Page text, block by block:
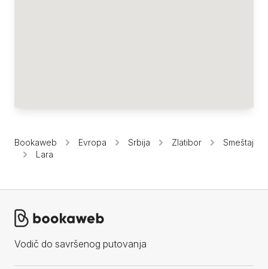
Bookaweb Evropa Srbija Zlatibor
Smeštaj
Lara
Vodič do savršenog putovanja